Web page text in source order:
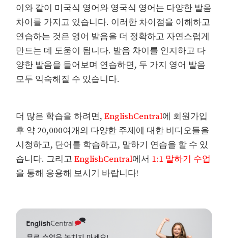
이와 같이 미국식 영어와 영국식 영어는 다양한 발음
차이를 가지고 있습니다. 이러한 차이점을 이해하고
연습하는 것은 영어 발음을 더 정확하고 자연스럽게
만드는 데 도움이 됩니다. 발음 차이를 인지하고 다
양한 발음을 들어보며 연습하면, 두 가지 영어 발음
모두 익숙해질 수 있습니다.
더 많은 학습을 하려면,EnglishCentral에 회원가입
후 약 20,000여개의 다양한 주제에 대한 비디오들을
시청하고, 단어를 학습하고, 말하기 연습을 할 수 있
습니다. 그리고EnglishCentral에서 1:1 말하기 수업
을 통해 응용해 보시기 바랍니다!